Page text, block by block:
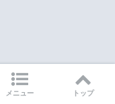
メニュー トップ